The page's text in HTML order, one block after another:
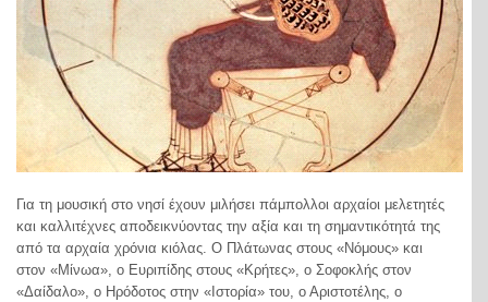
Για τη μουσική στο νησί έχουν μιλήσει πάμπολλοι αρχαίοι μελετητές
και καλλιτέχνες αποδεικνύοντας την αξία και τη σημαντικότητά της
από τα αρχαία χρόνια κιόλας. Ο Πλάτωνας στους «Νόμους» και
στον «Μίνωα», ο Ευριπίδης στους «Κρήτες», ο Σοφοκλής στον
«Δαίδαλο», ο Ηρόδοτος στην «Ιστορία» του, ο Αριστοτέλης, ο